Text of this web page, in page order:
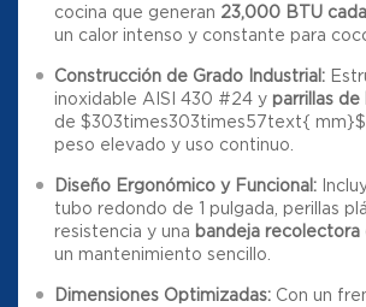
cocina que generan 23,000 BTU
un calor intenso y constante para
Construcción de Grado Industrial:
inoxidable AISI 430 #24 y parrillas
de $303times303times57text{ mm}$
peso elevado y uso continuo
Diseño Ergonómico y Funcional:
tubo redondo de 1 pulgada, perillas
resistencia y una bandeja recolectora
un mantenimiento sencillo
Dimensiones Optimizadas: Con un